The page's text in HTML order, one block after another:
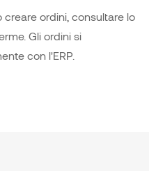
ordini, consultare lo
Gli ordini si
con l'ERP.